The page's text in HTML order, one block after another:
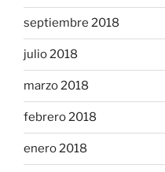
septiembre 2018
julio 2018
marzo 2018
febrero 2018
enero 2018